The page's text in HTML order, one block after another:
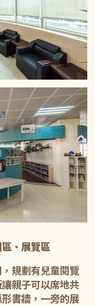
區、展覽區
規劃有兒童閱覽
親子可以席地共
書牆，一旁的展